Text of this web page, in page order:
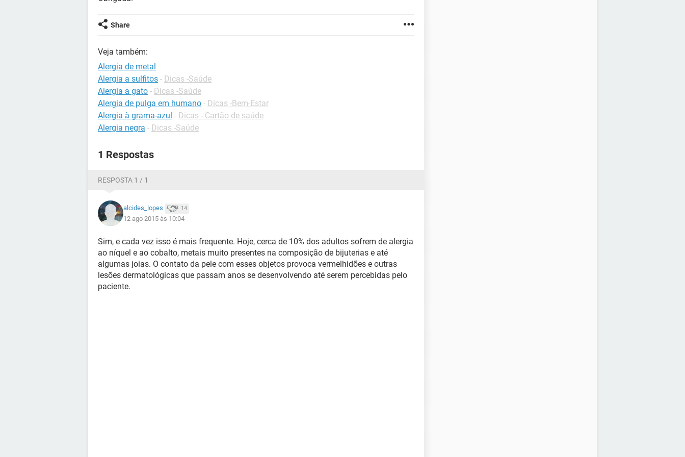
Share
Veja também:
Alergia de metal
Alergia a sulfitos - Dicas -Saúde
Alergia a gato - Dicas -Saúde
Alergia de pulga em humano - Dicas -Bem-Estar
Alergia à grama-azul - Dicas - Cartão de saúde
Alergia negra - Dicas -Saúde
1 Respostas
RESPOSTA 1 / 1
alcides_lopes 14
12 ago 2015 às 10:04
Sim, e cada vez isso é mais frequente. Hoje, cerca de 10% dos adultos sofrem de alergia
ao níquel e ao cobalto, metais muito presentes na composição de bijuterias e até
algumas joias. O contato da pele com esses objetos provoca vermelhidões e outras
lesões dermatológicas que passam anos se desenvolvendo até serem percebidas pelo
paciente.